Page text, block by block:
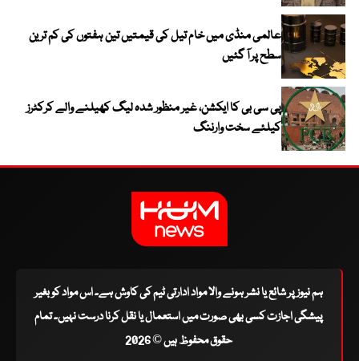
عالمی منڈی میں خام تیل کی قیمتیں تین ہفتوں کی کم ترین
سطح پر آ گئیں
پی سی بی کا ایکشن، غیر منظور شدہ لیگ کھیلنے والے کرکٹرز
کیلئے سخت وارننگ
ہم نیوز پر شائع یا نشر ہونے والا مواد ادارتی ٹیم کی کاوش ہے۔ اس مواد کو بغیر
پیشگی اجازت کسی بھی صورت میں استعمال یا نقل کرنا درست نہیں۔ تمام
حقوق محفوظ ہیں © 2026